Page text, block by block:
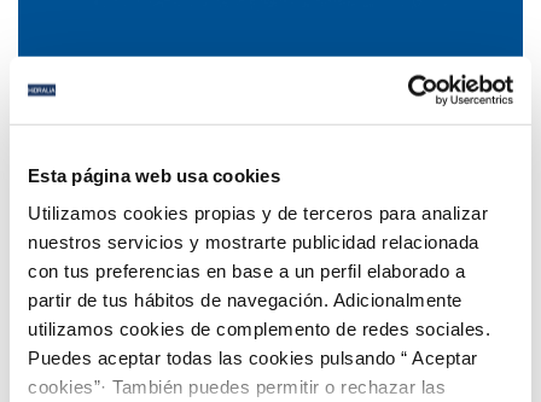
Esta página web usa cookies
Utilizamos cookies propias y de terceros para analizar
nuestros servicios y mostrarte publicidad relacionada
con tus preferencias en base a un perfil elaborado a
partir de tus hábitos de navegación. Adicionalmente
utilizamos cookies de complemento de redes sociales.
Puedes aceptar todas las cookies pulsando “ Aceptar
cookies”· También puedes permitir o rechazar las
Restricciones nocturnas de abastecimiento de
Página 42 de 112
Anterior Siguiente